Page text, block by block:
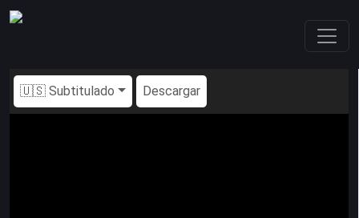
🇺🇸 Subtitulado Descargar